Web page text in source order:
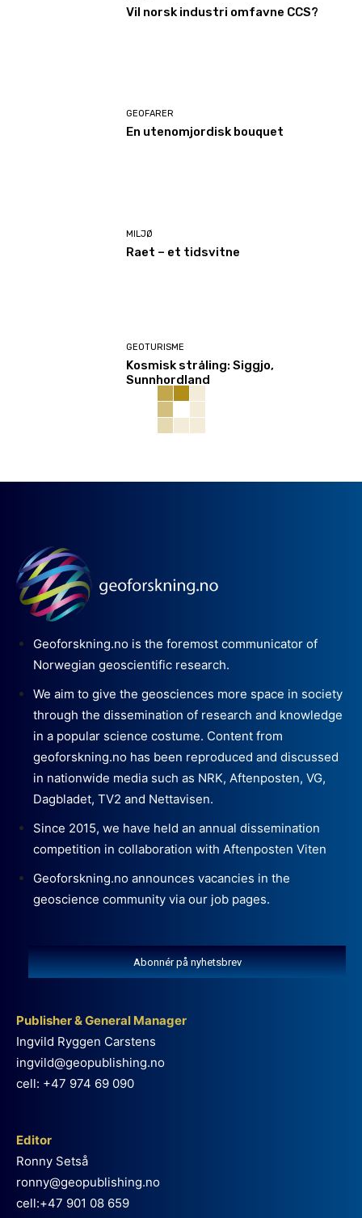
Vil norsk industri omfavne CCS?
GEOFARER
En utenomjordisk bouquet
MILJØ
Raet – et tidsvitne
GEOTURISME
Kosmisk stråling: Siggjo,
Sunnhordland
Geoforskning.no is the foremost communicator of
Norwegian geoscientific research.
We aim to give the geosciences more space in society
through the dissemination of research and knowledge
in a popular science costume. Content from
geoforskning.no has been reproduced and discussed
in nationwide media such as NRK, Aftenposten, VG,
Dagbladet, TV2 and Nettavisen.
Since 2015, we have held an annual dissemination
competition in collaboration with Aftenposten Viten
Geoforskning.no announces vacancies in the
geoscience community via our job pages.
Abonnér på nyhetsbrev
Publisher & General Manager
Ingvild Ryggen Carstens
ingvild@geopublishing.no
cell: +47 974 69 090
Editor
Ronny Setså
ronny@geopublishing.no
cell:+47 901 08 659